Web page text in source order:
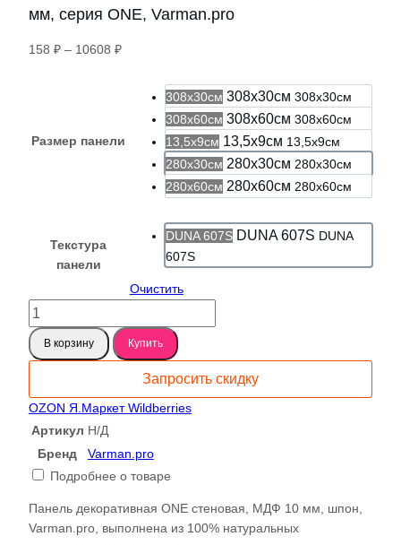
мм, серия ONE, Varman.pro
158 ₽ – 10608 ₽Диапазон
10608 ₽
Размер панели
308х30см 308х30см 308х30см
308х60см 308х60см 308х60см
13,5х9см 13,5х9см 13,5х9см
280х30см 280х30см 280х30см
280х60см 280х60см 280х60см
Текстура
панели
DUNA 607S DUNA 607S DUNA
607S
Очистить
Количество
товара
Панель
стеновая,
DUNA
607S,
МДФ
10
серия
ONE,
В корзину Купить
Запросить скидку
OZON Я.МаркетWildberries
Артикул Н/Д
Бренд
Varman.pro
Подробнее о товаре
Панель декоративная ONE стеновая, МДФ 10 мм, шпон,
Varman.pro, выполнена из 100% натуральных